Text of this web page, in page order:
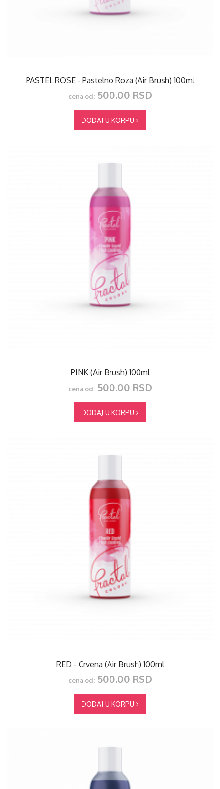
PASTEL ROSE - Pastelno Roza (Air Brush) 100ml
cena od:500.00 RSD
DODAJ U KORPU
PINK (Air Brush) 100ml
cena od:500.00 RSD
DODAJ U KORPU
RED - Crvena (Air Brush) 100ml
cena od:500.00 RSD
DODAJ U KORPU